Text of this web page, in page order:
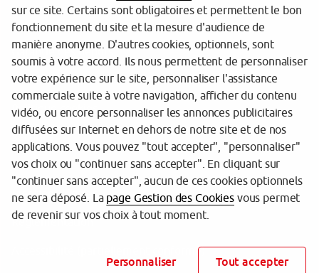
Garantie des dépôts
Protection des données personnelles
Politique cookies
Sécurité
Tarifs
Mentions légales
Réglementation
Accessibilité (partiellement conforme)
sur ce site. Certains sont obligatoires et permettent le bon
fonctionnement du site et la mesure d'audience de
manière anonyme. D'autres cookies, optionnels, sont
soumis à votre accord. Ils nous permettent de personnaliser
votre expérience sur le site, personnaliser l'assistance
commerciale suite à votre navigation, afficher du contenu
vidéo, ou encore personnaliser les annonces publicitaires
diffusées sur Internet en dehors de notre site et de nos
applications. Vous pouvez "tout accepter", "personnaliser"
vos choix ou "continuer sans accepter". En cliquant sur
"continuer sans accepter", aucun de ces cookies optionnels
ne sera déposé. La page Gestion des Cookiesvous permet
de revenir sur vos choix à tout moment.
Personnaliser Tout accepter